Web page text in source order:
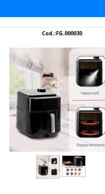
Cod.:FG.000030